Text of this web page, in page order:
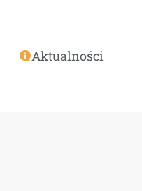
Aktualności